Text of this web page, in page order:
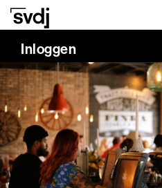
Naar hoofdinhoud
Inloggen